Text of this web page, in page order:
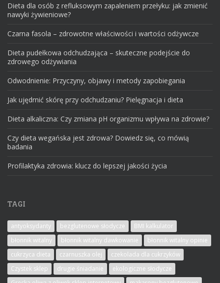
Dieta dla osób z refluksowym zapaleniem przełyku: jak zmienić
nawyki żywieniowe?
Czarna fasola – zdrowotne właściwości i wartości odżywcze
Dieta pudełkowa odchudzająca – skuteczne podejście do
zdrowego odżywiania
Odwodnienie: Przyczyny, objawy i metody zapobiegania
Jak ujędrnić skórę przy odchudzaniu? Pielęgnacja i dieta
Dieta alkaliczna: Czy zmiana pH organizmu wpływa na zdrowie?
Czy dieta wegańska jest zdrowa? Dowiedz się, co mówią
badania
Profilaktyka zdrowia: klucz do lepszej jakości życia
TAGI
antyoksydanty bezglutenowe słodycze
BMI kalkulator
błonnik witalny
błonnik witalny dawkowanie
błonnik witalny opinie
cukrzyca dieta
czarnuszka olej
czekolada dla cukrzyków
Czystek sklep
drugie śniadanie
ekologiczne słodycze